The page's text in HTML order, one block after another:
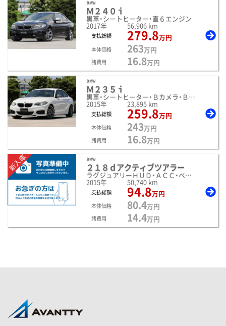
ＢＭＷ
Ｍ２４０ｉ
黒革・シートヒーター・直６エンジン
2017年 56,906 km
支払総額 279.8万円
本体価格 263万円
諸費用 16.8万円
ＢＭＷ
Ｍ２３５ｉ
黒革・シートヒーター・Ｂカメラ・ＢＢＳ１８インチＡＷ
2015年 23,895 km
支払総額 259.8万円
本体価格 243万円
諸費用 16.8万円
新入庫 ＢＭＷ
２１８ｄアクティブツアラー
ラグジュアリーＨＵＤ・ＡＣＣ・ベージュ革・
2015年 50,740 km
支払総額 94.8万円
本体価格 80.4万円
諸費用 14.4万円